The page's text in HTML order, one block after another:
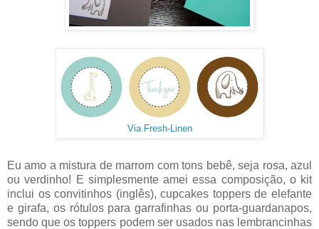
Via Fresh-Linen
Eu amo a mistura de marrom com tons bebê, seja rosa, azul
ou verdinho! E simplesmente amei essa composição, o kit
inclui os convitinhos (inglês), cupcakes toppers de elefante
e girafa, os rótulos para garrafinhas ou porta-guardanapos,
sendo que os toppers podem ser usados nas lembrancinhas